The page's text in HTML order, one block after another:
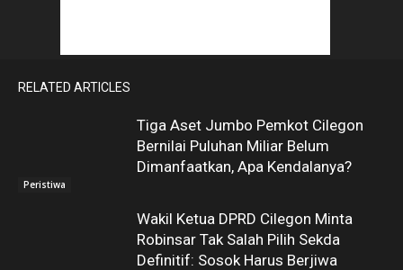
RELATED ARTICLES
Peristiwa
Tiga Aset Jumbo Pemkot Cilegon
Bernilai Puluhan Miliar Belum
Dimanfaatkan, Apa Kendalanya?
Wakil Ketua DPRD Cilegon Minta
Robinsar Tak Salah Pilih Sekda
Definitif: Sosok Harus Berjiwa